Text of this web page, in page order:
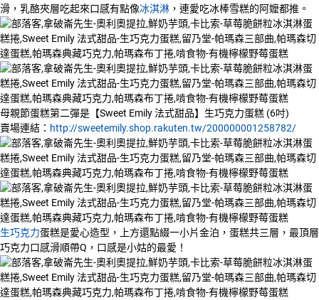
滑，乳酪夾層吃起來口感有點像冰淇淋 ，連愛吃冰棒雪糕的阿嬤都推。
母親節蛋糕第二彈是【Sweet Emily 法式甜品】生巧克力蛋糕 (6吋)
賣場連結： http://sweetemily.shop.rakuten.tw/200000001258782/
生巧克力蛋糕是愛心造型，上方還點綴一小片金泊，蛋糕共三層，最頂層
巧克力口感滑順帶Q，口感是小姑的最愛！